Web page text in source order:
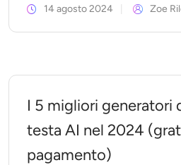
14 agosto 2024 Zoe
I 5 migliori generatori
testa AI nel 2024
pagamento)